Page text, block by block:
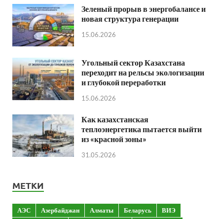
Зеленый прорыв в энергобалансе и
новая структура генерации
15.06.2026
Угольный сектор Казахстана
переходит на рельсы экологизации
и глубокой переработки
15.06.2026
Как казахстанская
теплоэнергетика пытается выйти
из «красной зоны»
31.05.2026
МЕТКИ
АЭС Азербайджан Алматы Беларусь
ВИЭ